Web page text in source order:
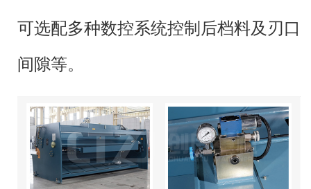
器。是借于运动的上刀片和固定的下刀
片，采用合理的刀片间隙，对各种厚度
的金属板材施加剪切力，使板材按所需
要的尺寸断裂分离。剪板机属于锻压机
可选配多种数控系统控制后档料及刃口
间隙等。